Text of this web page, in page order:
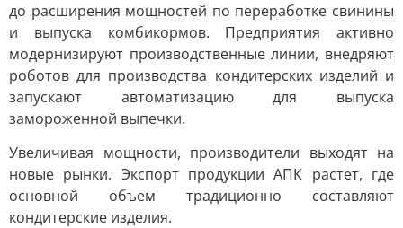
до расширения мощностей по переработке свинины
и выпуска комбикормов. Предприятия активно
модернизируют производственные линии, внедряют
роботов для производства кондитерских изделий и
запускают автоматизацию для выпуска
замороженной выпечки.
Увеличивая мощности, производители выходят на
новые рынки. Экспорт продукции АПК растет, где
основной объем традиционно составляют
кондитерские изделия.